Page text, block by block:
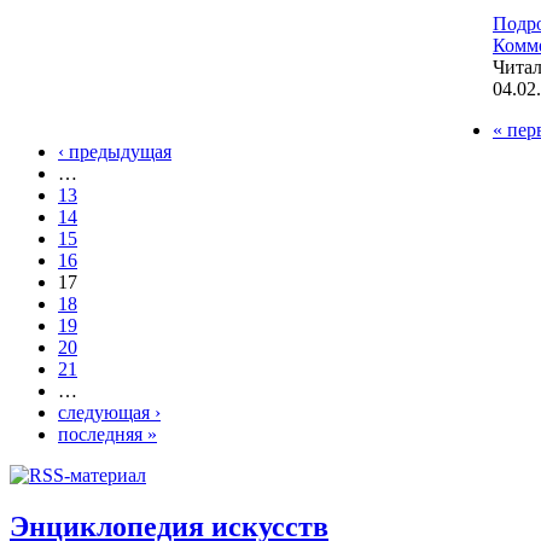
«
‹ предыдущая
…
13
14
15
16
17
18
19
20
21
…
следующая ›
последняя »
Энциклопедия искусств